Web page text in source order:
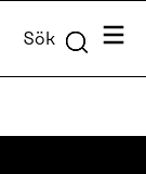
Sök Meny